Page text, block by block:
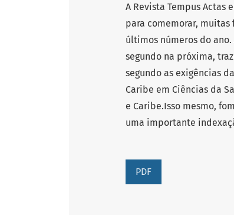
A Revista Tempus Actas
para comemorar,
últimos números do
segundo na próxima,
segundo as exigências
Caribe em Ciências da
e Caribe.Isso mesmo,
uma importante
PDF